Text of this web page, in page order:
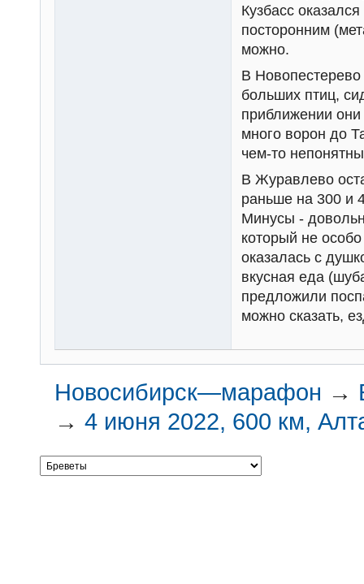
Кузбасс
посторонним
можно.
В Новопестерево
больших птиц,
приближении
много ворон до
чем-то
В Журавлево
раньше на 300 и
Минусы -
который не
оказалась с
вкусная еда
предложили
можно сказать,
Новосибирск—марафон →
→4 июня 2022, 600 км,